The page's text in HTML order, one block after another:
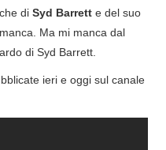
diSyd Barrett e del suo
Ma mi manca dal
di Syd Barrett.
ieri e oggi sul canale